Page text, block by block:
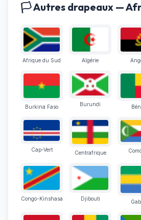
🏳️ Autres drapeaux —
Afrique du Sud Algérie
Burkina Faso Burundi
Cap-Vert Centrafrique
Congo-Kinshasa Djibouti